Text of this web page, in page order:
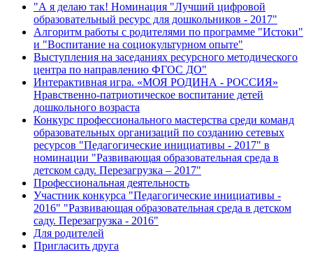
"А я делаю так! Номинация "Лучший цифровой
образовательный ресурс для дошкольников - 2017"
Алгоритм работы с родителями по программе "Истоки"
и "Воспитание на социокультурном опыте"
Выступления на заседаниях ресурсного методического
центра по направлению ФГОС ДО"
Интерактивная игра. «МОЯ РОДИНА - РОССИЯ»
Нравственно-патриотическое воспитание детей
дошкольного возраста
Конкурс профессионального мастерства среди команд
образовательных организаций по созданию сетевых
ресурсов "Педагогические инициативы - 2017" в
номинации "Развивающая образовательная среда в
детском саду. Перезагрузка – 2017"
Профессиональная деятельность
Участник конкурса "Педагогические инициативы -
2016" "Развивающая образовательная среда в детском
саду. Перезагрузка - 2016"
Для родителей
Пригласить друга